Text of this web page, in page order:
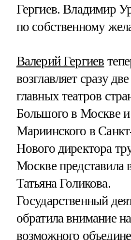
Гергиев. Владимир
по собственному
Валерий Гергиев
возглавляет сразу
главных театров
Большого в Москве и
Мариинского в
Нового директора
Москве представила
Татьяна Голикова.
Государственный
обратила внимание
возможного